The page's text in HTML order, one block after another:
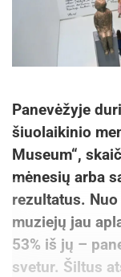
Panevėžyje
šiuolaikinio
Museum“,
mėnesių arba
rezultatus.
muziejų jau
53% iš jų –
svetur. Šiltus